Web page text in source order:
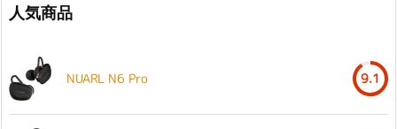
人気商品
NUARL N6 Pro 9.1